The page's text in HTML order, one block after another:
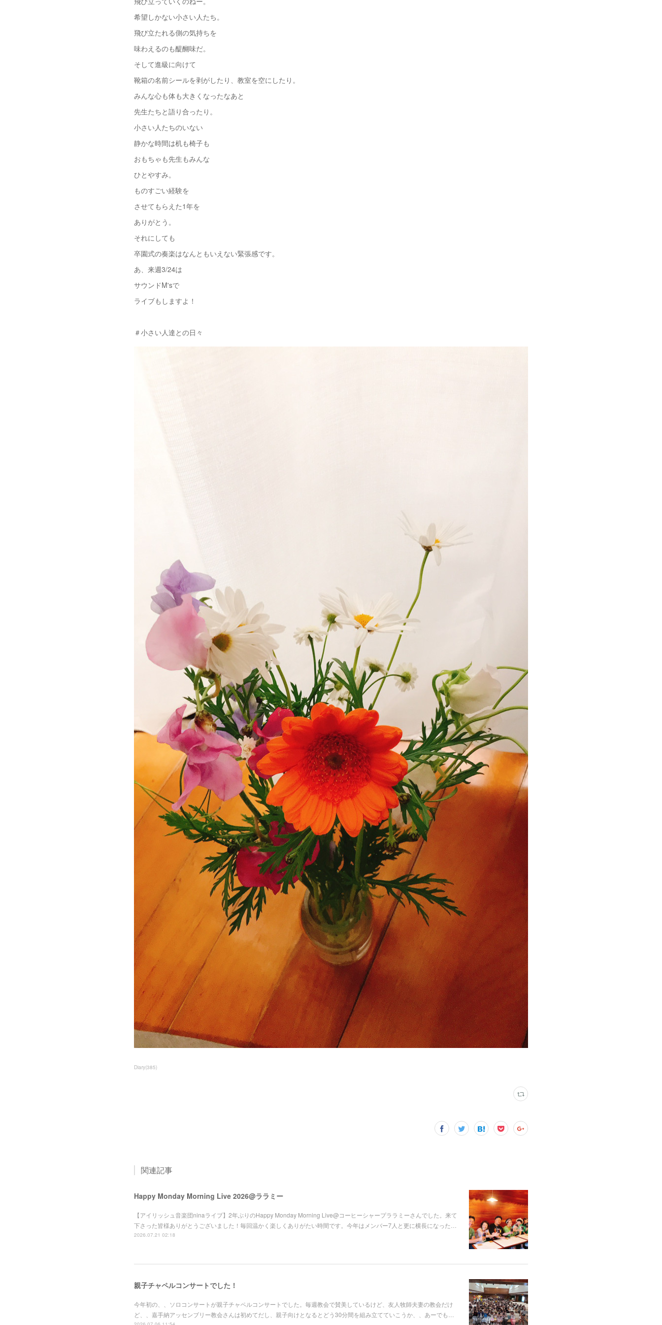
希望しかない小さい人たち。
飛び立たれる側の気持ちを
味わえるのも醍醐味だ。
そして進級に向けて
靴箱の名前シールを剥がしたり、教室を空にしたり。
みんな心も体も大きくなったなあと
先生たちと語り合ったり。
小さい人たちのいない
静かな時間は机も椅子も
おもちゃも先生もみんな
ひとやすみ。
ものすごい経験を
させてもらえた1年を
ありがとう。
それにしても
卒園式の奏楽はなんともいえない緊張感です。
あ、来週3/24は
サウンドM'sで
ライブもしますよ！
＃小さい人達との日々
Diary(385)
関連記事
Happy Monday Morning Live 2026@ララミー
【アイリッシュ音楽団ninaライブ】2年ぶりのHappy Monday Morning Live@コーヒーシャープララミーさんでした。来て
下さった皆様ありがとうございました！毎回温かく楽しくありがたい時間です。今年はメンバー7人と更に横長になった…
2026.07.21 02:18
親子チャペルコンサートでした！
今年初の、、ソロコンサートが親子チャペルコンサートでした。毎週教会で賛美しているけど、友人牧師夫妻の教会だけ
ど、、嘉手納アッセンブリー教会さんは初めてだし、親子向けとなるとどう30分間を組み立てていこうか、、あーでも…